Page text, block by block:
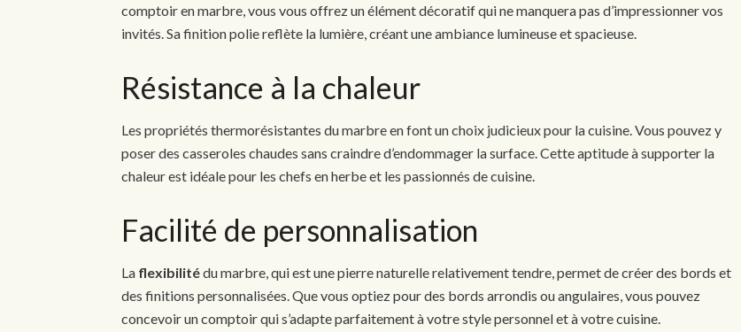
comptoir en marbre, vous vous offrez un élément décoratif qui ne manquera pas d’impressionner vos
invités. Sa finition polie reflète la lumière, créant une ambiance lumineuse et spacieuse.
Résistance à la chaleur
Les propriétés thermorésistantes du marbre en font un choix judicieux pour la cuisine. Vous pouvez y
poser des casseroles chaudes sans craindre d’endommager la surface. Cette aptitude à supporter la
chaleur est idéale pour les chefs en herbe et les passionnés de cuisine.
Facilité de personnalisation
La flexibilitédu marbre, qui est une pierre naturelle relativement tendre, permet de créer des bords et
des finitions personnalisées. Que vous optiez pour des bords arrondis ou angulaires, vous pouvez
concevoir un comptoir qui s’adapte parfaitement à votre style personnel et à votre cuisine.